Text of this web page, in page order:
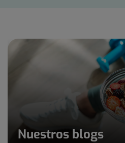
Nuestros blogs